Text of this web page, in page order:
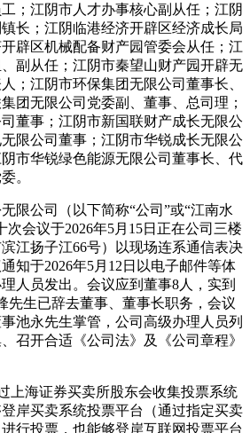
；江阴市人才办事核心副从任；江阴
长；江阴临港经济开辟区经济成长局
辟区机械配备财产园管委会从任；江
副从任；江阴市秦望山财产园开辟无
；江阴市环保集团无限公司董事长、
团无限公司党委副、董事、总司理；
董事；江阴市新国联财产成长无限公
限公司董事；江阴市华锐成长无限公
市华锐绿色能源无限公司董事长、代
。
公司（以下简称“公司”或“江南水
次会议于2026年5月15日正在公司三楼
江扬子江66号）以现场连系通信表决
知于2026年5月12日以电子邮件等体
人员发出。会议应到董事8人，实到
先生已辞去董事、董事长职务，会议
池永先生掌管，公司高级办理人员列
召开合适《公司法》及《公司章程》
海证券买卖所股东会收集投票系统
岸买卖系统投票平台（通过指定买卖
行投票，也能够登岸互联网投票平台